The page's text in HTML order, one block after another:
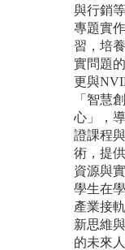
與行銷
專題實
習，培
實問題
更與
「智慧
心」，
證課程
術，提
資源與
學生在
產業接
新思維
的未來人